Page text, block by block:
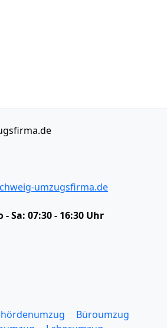
umzugsfirma.de
- Sa: 07:30 - 16:30 Uhr
Büroumzug